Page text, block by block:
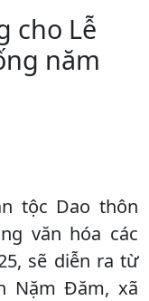
cho Lễ
năm
tộc Dao thôn
văn hóa các
sẽ diễn ra từ
Nặm Đăm, xã